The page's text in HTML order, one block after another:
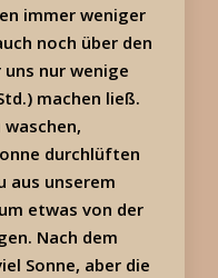
immer weniger
noch über den
nur wenige
machen ließ.
durchlüften
aus unserem
etwas von der
Nach dem
Sonne, aber die